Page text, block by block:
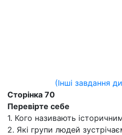
(Інші завдання
Сторінка 70
Перевірте себе
1. Кого називають
2. Які групи людей